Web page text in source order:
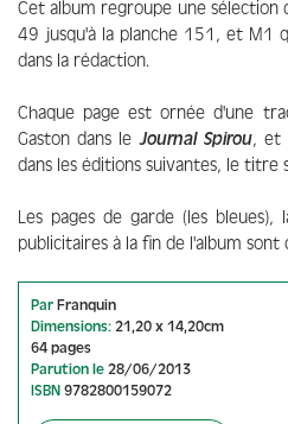
Cet album regroupe une sélection
49 jusqu'à la planche 151, et M1
dans la rédaction.
Chaque page est ornée d'une
Gaston dans leJournal Spirou, et
dans les éditions suivantes, le titre
Les pages de garde (les
publicitaires à la fin de l'album sont
ParFranquin
Dimensions:21,20 x 14,20cm
64 pages
Parution le28/06/2013
ISBN9782800159072